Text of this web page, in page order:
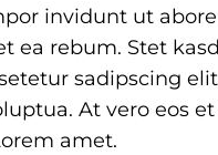
invidunt ut
ea rebum. Stet
sadipscing
At vero eos
amet.